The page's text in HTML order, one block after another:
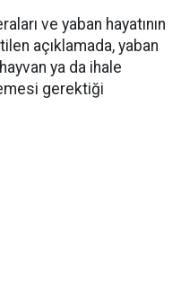
ve yaban hayatının
açıklamada, yaban
ya da ihale
gerektiği